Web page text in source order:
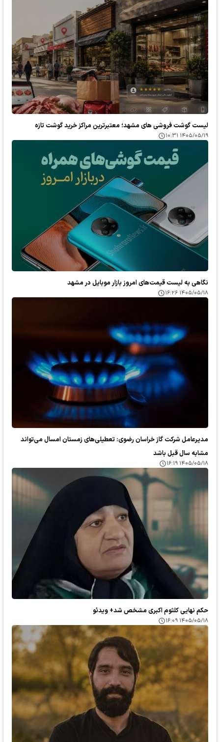
لیست گوشت فروشی های مشهد؛ معتبرترین مراکز خرید گوشت تازه
۱۴۰۵/۰۵/۱۹ ۱۰:۳۱
نگاهی به لیست قیمت‌های امروز بازار موبایل در مشهد
۱۴۰۵/۰۵/۱۸ ۱۶:۲۶
مدیرعامل شرکت گاز خراسان رضوی: تعطیلی‌های زمستان امسال می‌تواند
مشابه سال قبل باشد
۱۴۰۵/۰۵/۱۸ ۱۶:۱۹
حکم نهایی کلثوم اکبری مشخص شد+ ویدئو
۱۴۰۵/۰۵/۱۸ ۱۶:۰۹